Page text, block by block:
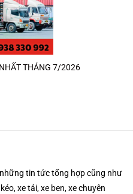
THÁNG 7/2026
tin tức tổng hợp cũng như
xe tải, xe ben, xe chuyên